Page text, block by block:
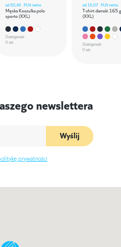
od50,45 PLN netto
Męska Koszulka polo
sporto (XXL)
Dostępność
0 szt.
od 15,07 PLN netto
T-shirt damski 165
(XXL)
Dostępność
0 szt.
newslettera
Wyślij
prywatności